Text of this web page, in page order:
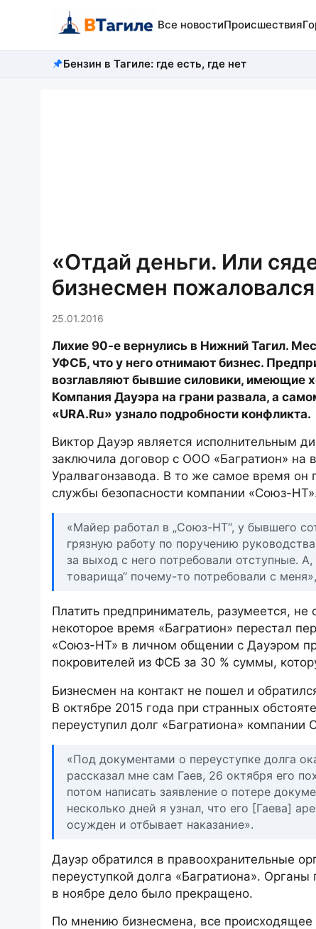
Все новостиПроисшествия
Бензин в Тагиле: где есть, где нет
«Отдай деньги. Или
бизнесмен
25.01.2016
Лихие 90-е вернулись в Нижний Тагил.
УФСБ, что у него отнимают бизнес.
возглавляют бывшие силовики, имеющие
Компания Дауэра на грани развала, а
«URA.Ru» узнало подробности конфликта.
Виктор Дауэр является исполнительным
заключила договор с ООО «Багратион» на
Уралвагонзавода. В то же самое время
службы безопасности компании «Союз-
«Майер работал в „Союз-НТ“, у бывшего
грязную работу по поручению
за выход с него потребовали отступные.
товарища“ почему-то потребовали с
Платить предприниматель, разумеется,
некоторое время «Багратион» перестал
«Союз-НТ» в личном общении с Дауэром
покровителей из ФСБ за 30 % суммы,
Бизнесмен на контакт не пошел и
В октябре 2015 года при странных
переуступил долг «Багратиона» компании
«Под документами о переуступке долга
рассказал мне сам Гаев, 26 октября его
потом написать заявление о потере
несколько дней я узнал, что его [Гаева]
осужден и отбывает наказание».
Дауэр обратился в правоохранительные
переуступкой долга «Багратиона».
в ноябре дело было прекращено.
По мнению бизнесмена, все происходящее